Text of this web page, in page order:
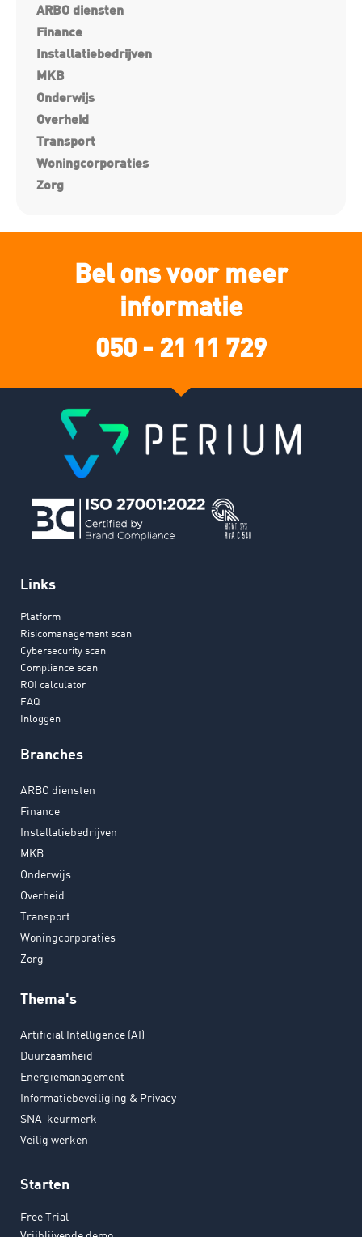
ARBO diensten
Finance
Installatiebedrijven
MKB
Onderwijs
Overheid
Transport
Woningcorporaties
Zorg
Bel ons voor meer
informatie
050 - 21 11 729
Links
Platform
Risicomanagement scan
Cybersecurity scan
Compliance scan
ROI calculator
FAQ
Inloggen
Branches
ARBO diensten
Finance
Installatiebedrijven
MKB
Onderwijs
Overheid
Transport
Woningcorporaties
Zorg
Thema's
Artificial Intelligence (AI)
Duurzaamheid
Energiemanagement
Informatiebeveiliging & Privacy
SNA-keurmerk
Veilig werken
Starten
Free Trial